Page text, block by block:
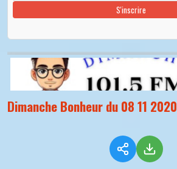
S'inscrire
Dimanche Bonheur du 08 11 2020